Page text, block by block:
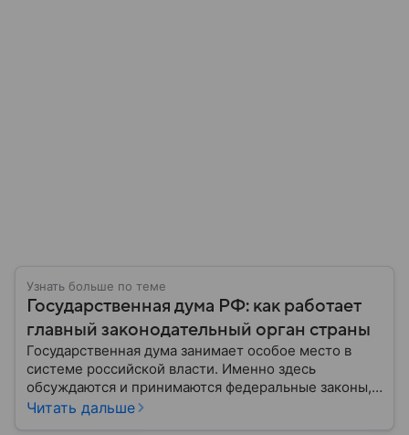
Узнать больше по теме
Государственная дума РФ: как работает
главный законодательный орган страны
Государственная дума занимает особое место в
системе российской власти. Именно здесь
обсуждаются и принимаются федеральные законы,
определяющие развитие государства, экономики и
Читать дальше